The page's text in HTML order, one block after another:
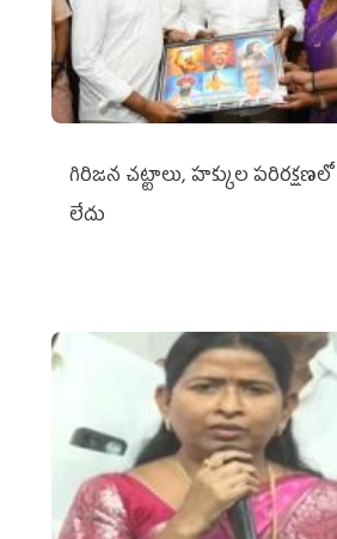
గిరిజన చట్టాలు, హక్కుల పరిరక్షణలో
లేదు